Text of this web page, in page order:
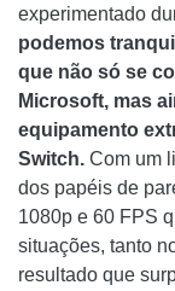
experimentado
podemos
que não só se
Microsoft, mas
equipamento
Switch. Com um
dos papéis de
1080p e 60 FPS
situações, tanto
resultado que